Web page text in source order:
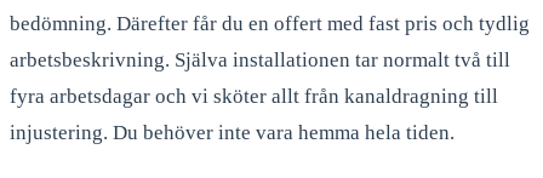
bedömning. Därefter får du en offert med fast pris och tydlig
arbetsbeskrivning. Själva installationen tar normalt två till
fyra arbetsdagar och vi sköter allt från kanaldragning till
injustering. Du behöver inte vara hemma hela tiden.